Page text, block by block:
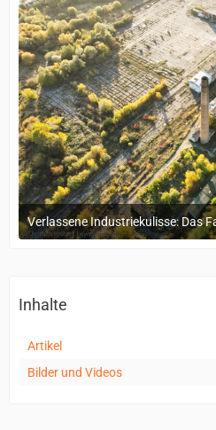
4. November 2024 um 16:15
Inhalte
Artikel
Bilder und Videos